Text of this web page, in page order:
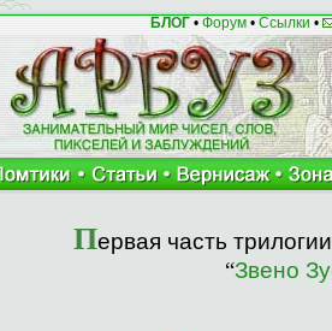
БЛОГ• Форум• Ссылки •
Первая часть
“Звено